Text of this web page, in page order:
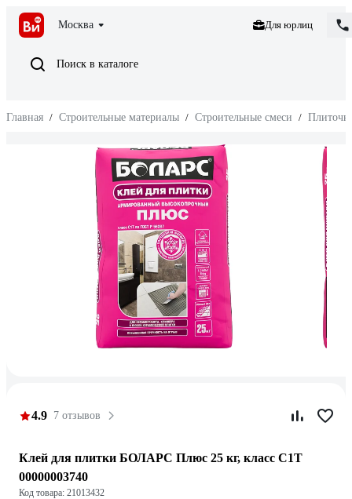
Москва Для юрлиц
Поиск в каталоге
Главная / Строительные материалы / Строительные смеси /
4.9 7 отзывов
Клей для плитки БОЛАРС Плюс 25 кг, класс C1T
00000003740
Код товара: 21013432